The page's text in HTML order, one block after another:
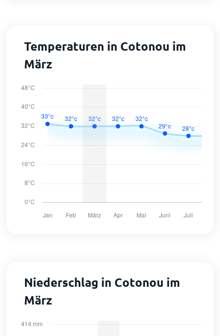
Temperaturen in Cotonou im
März
Niederschlag in Cotonou im
März